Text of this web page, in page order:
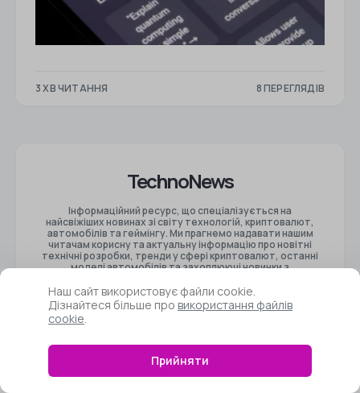
3 ХВ ЧИТАННЯ 8 ПЕРЕГЛЯДІВ
TechnoNews
Інформаційний ресурс, що спеціалізується на
найсвіжіших новинах зі світу технологій, криптовалют,
автомобілів та геймінгу. Ми прагнемо надавати нашим
читачам корисну та актуальну інформацію про новітні
технічні розробки, тренди у сфері криптовалют, останні
моделі автомобілів та захоплюючі новинки з
Сторінки
Про портал Контакти Команда порталу
Редакційна політика Довідка
Автори Карта сайту
Наш сайт використовує файли cookie.
Дізнайтеся більше про використання файлів
cookie.
Прийняти